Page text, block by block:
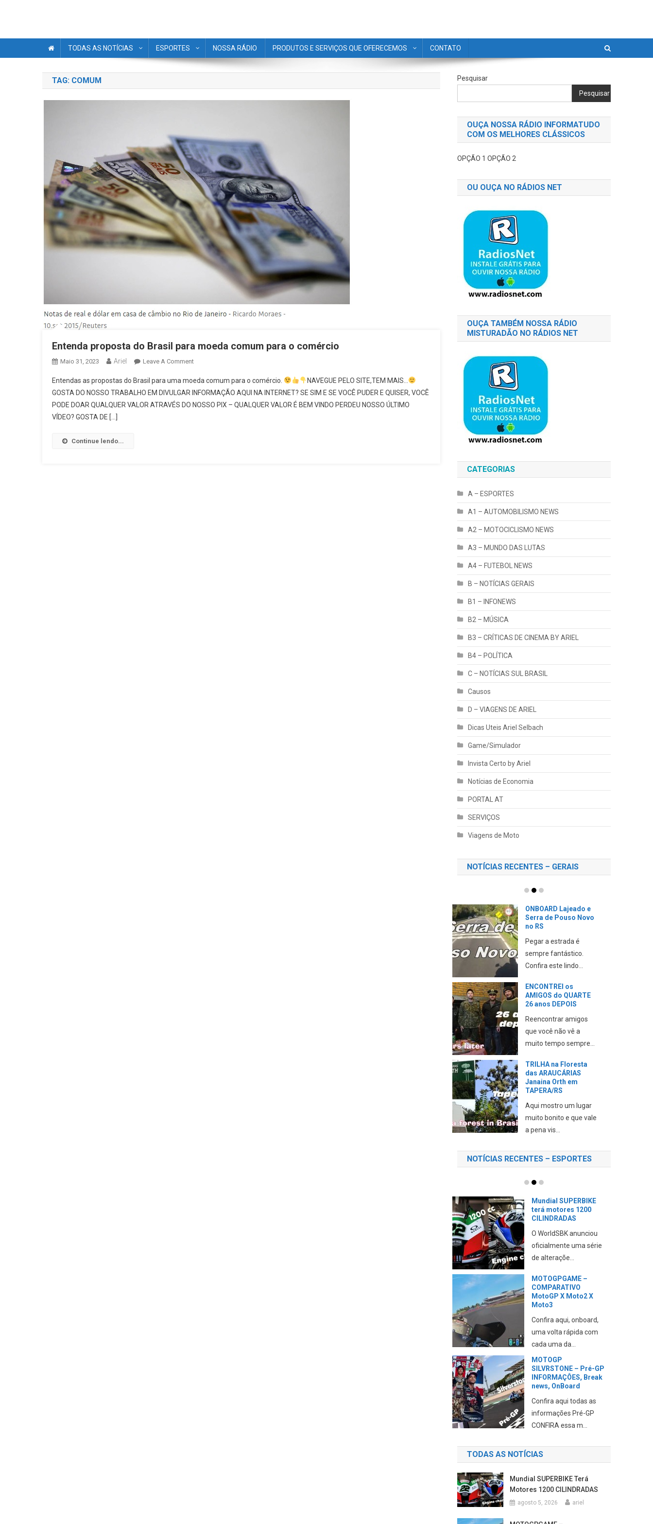
TODAS AS NOTÍCIAS ESPORTES NOSSA RÁDIO PRODUTOS E SERVIÇOS QUE OFERECEMOS CONTATO
TAG: COMUM
Entenda proposta do Brasil para moeda comum para o comércio
Maio 31, 2023 Ariel Leave A CommentOn
Proposta
Do
Brasil
Entendas as propostas do Brasil para uma moeda comum para o comércio.
NAVEGUE PELO SITE,TEM MAIS…
GOSTA DO NOSSO TRABALHO EM DIVULGAR INFORMAÇÃO AQUI NA INTERNET? SE SIM E SE VOCÊ PUDER E QUISER, VOCÊ
PODE DOAR QUALQUER VALOR ATRAVÉS DO NOSSO PIX – QUALQUER VALOR É BEM VINDO PERDEU NOSSO ÚLTIMO
VÍDEO? GOSTA DE […]
Continue lendo...
Pesquisar
Pesquisar
OUÇA NOSSA RÁDIO INFORMATUDO
COM OS MELHORES CLÁSSICOS
OPÇÃO 1OPÇÃO 2
OU OUÇA NO RÁDIOS NET
OUÇA TAMBÉM NOSSA RÁDIO
MISTURADÃO NO RÁDIOS NET
CATEGORIAS
A – ESPORTES
A1 – AUTOMOBILISMO NEWS
A2 – MOTOCICLISMO NEWS
A3 – MUNDO DAS LUTAS
A4 – FUTEBOL NEWS
B – NOTÍCIAS GERAIS
B1 – INFONEWS
B2 – MÚSICA
B3 – CRÍTICAS DE CINEMA BY ARIEL
B4 – POLÍTICA
C – NOTÍCIAS SUL BRASIL
Causos
D – VIAGENS DE ARIEL
Dicas Uteis Ariel Selbach
Game/Simulador
Invista Certo by Ariel
Notícias de Economia
PORTAL AT
SERVIÇOS
Viagens de Moto
NOTÍCIAS RECENTES – GERAIS
CAMINHANDO no
trânsito PERIGOSO de
SÃO PAULO até o
Neste vídeo eu mostro
minha experiência ao
Parque da GARE em
Passo FUNDO no RS
Conhecendo
Tupaciretã no RS –
PONTOS TURÍSTICOS
NOTÍCIAS RECENTES – ESPORTES
A DUCATI está a
VENDA?
nota sobre o assunto
CONFIRA essa m...
A DUCATI revela seu
PLANO para 2027
Aqui falamos da
MOTOGP e F1 juntas
no GP dos EUA de
Fórmula1
Estão sendo
elaborados planos para
juntar as duas categ...
TODAS AS NOTÍCIAS
Motores 1200 CILINDRADAS